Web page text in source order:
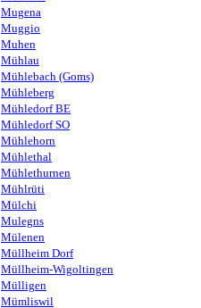
Mugena
Muggio
Muhen
Mühlau
Mühlebach (Goms)
Mühleberg
Mühledorf BE
Mühledorf SO
Mühlehorn
Mühlethal
Mühlethurnen
Mühlrüti
Mülchi
Mulegns
Mülenen
Müllheim Dorf
Müllheim-Wigoltingen
Mülligen
Mümliswil